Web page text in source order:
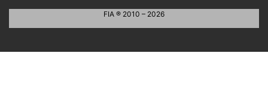
FIA ® 2010 – 2026